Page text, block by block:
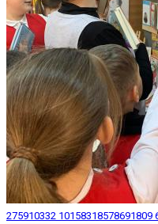
275910332 10158318578691809